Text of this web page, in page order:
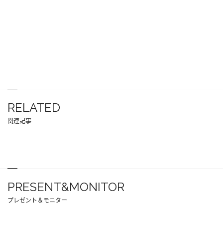
RELATED
関連記事
PRESENT&MONITOR
プレゼント＆モニター